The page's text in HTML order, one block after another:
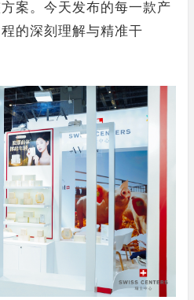
案。今天发布的每一款产
的深刻理解与精准干